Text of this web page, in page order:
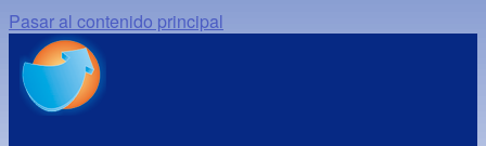
Pasar al contenido principal